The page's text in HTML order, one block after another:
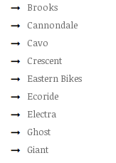
Brooks
Cannondale
Cavo
Crescent
Eastern Bikes
Ecoride
Electra
Ghost
Giant